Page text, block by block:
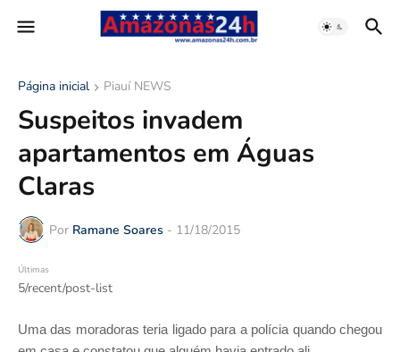
Página inicial Piauí NEWS
Suspeitos invadem
apartamentos em Águas
Claras
Por Ramane Soares - 11/18/2015
Últimas
5/recent/post-list
Uma das moradoras teria ligado para a polícia quando chegou